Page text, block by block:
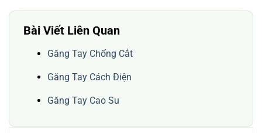
Bài Viết Liên Quan
Găng Tay Chống Cắt
Găng Tay Cách Điện
Găng Tay Cao Su